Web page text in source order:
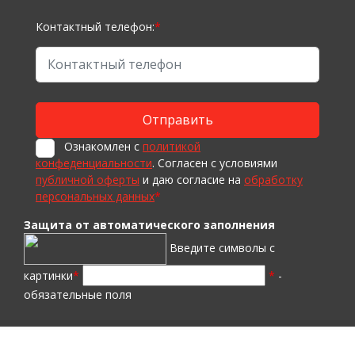
Контактный телефон:*
Ознакомлен с политикой
конфеденциальности. Согласен с условиями
публичной оферты и даю согласие на обработку
персональных данных*
Защита от автоматического заполнения
Введите символы с
картинки* * -
обязательные поля